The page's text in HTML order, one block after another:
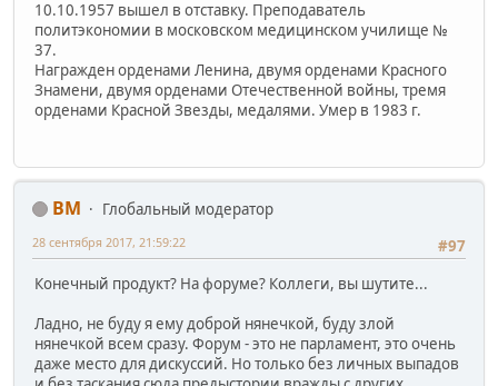
10.10.1957 вышел в отставку. Преподаватель
политэкономии в московском медицинском училище №
37.
Награжден орденами Ленина, двумя орденами Красного
Знамени, двумя орденами Отечественной войны, тремя
орденами Красной Звезды, медалями. Умер в 1983 г.
BM
Глобальный модератор
#97
28 сентября 2017, 21:59:22
Конечный продукт? На форуме? Коллеги, вы шутите...
Ладно, не буду я ему доброй нянечкой, буду злой
нянечкой всем сразу. Форум - это не парламент, это очень
даже место для дискуссий. Но только без личных выпадов